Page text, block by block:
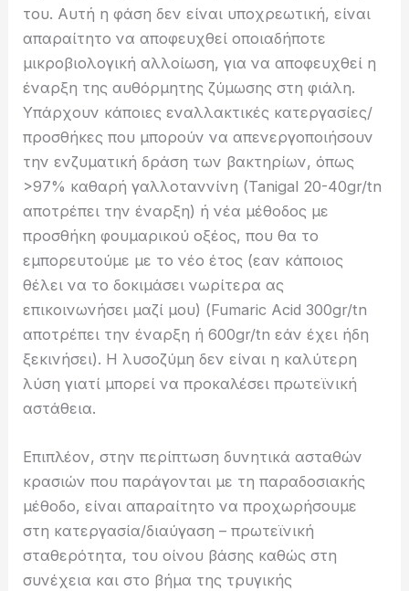
του. Αυτή η φάση δεν είναι υποχρεωτική, είναι
απαραίτητο να αποφευχθεί οποιαδήποτε
μικροβιολογική αλλοίωση, για να αποφευχθεί η
έναρξη της αυθόρμητης ζύμωσης στη φιάλη.
Υπάρχουν κάποιες εναλλακτικές κατεργασίες/
προσθήκες που μπορούν να απενεργοποιήσουν
την ενζυματική δράση των βακτηρίων, όπως
>97% καθαρή γαλλοταννίνη (Tanigal 20-40gr/tn
αποτρέπει την έναρξη) ή νέα μέθοδος με
προσθήκη φουμαρικού οξέος, που θα το
εμπορευτούμε με το νέο έτος (εαν κάποιος
θέλει να το δοκιμάσει νωρίτερα ας
επικοινωνήσει μαζί μου) (Fumaric Acid 300gr/tn
αποτρέπει την έναρξη ή 600gr/tn εάν έχει ήδη
ξεκινήσει). Η λυσοζύμη δεν είναι η καλύτερη
λύση γιατί μπορεί να προκαλέσει πρωτεϊνική
αστάθεια.
Επιπλέον, στην περίπτωση δυνητικά ασταθών
κρασιών που παράγονται με τη παραδοσιακής
μέθοδο, είναι απαραίτητο να προχωρήσουμε
στη κατεργασία/διαύγαση – πρωτεϊνική
σταθερότητα, του οίνου βάσης καθώς στη
συνέχεια και στο βήμα της τρυγικής